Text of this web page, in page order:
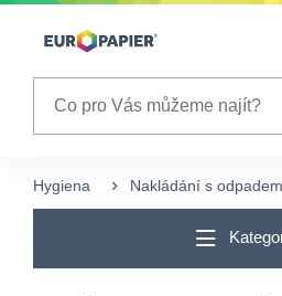
Table Of Content
Hygiena Nakládání s odpadem